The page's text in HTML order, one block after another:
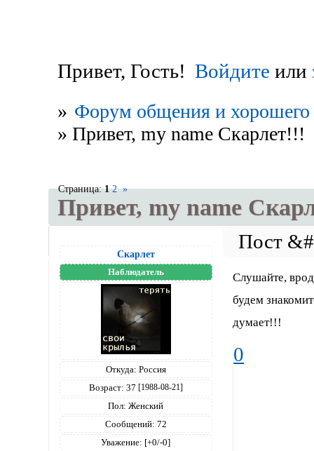
Привет, Гость! Войдите или
» Форум общения и хорошего
» Привет, my name Скарлет!!!
Привет, my name
Страница:1 2 »
Скарлет
Наблюдатель
Откуда: Россия
Возраст: 37 [1988-08-21]
Пол: Женский
Сообщений: 72
Уважение: [+0/-0]
Слушайте,
будем
думает!!!
0